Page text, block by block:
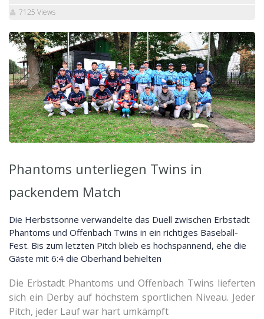
7125 Views
Phantoms unterliegen Twins in
packendem Match
Die Herbstsonne verwandelte das Duell zwischen Erbstadt
Phantoms und Offenbach Twins in ein richtiges Baseball-
Fest. Bis zum letzten Pitch blieb es hochspannend, ehe die
Gäste mit 6:4 die Oberhand behielten
Die Erbstadt Phantoms und Offenbach Twins lieferten
sich ein Derby auf höchstem sportlichen Niveau. Jeder
Pitch, jeder Lauf war hart umkämpft